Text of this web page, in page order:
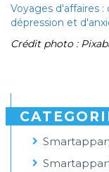
Voyages d'affaires
dépression et
Crédit photo :